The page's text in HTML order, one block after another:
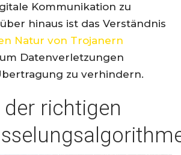
Kommunikation zu
hinaus ist das Verständnis
Natur von Trojanern
Datenverletzungen
zu verhindern.
richtigen